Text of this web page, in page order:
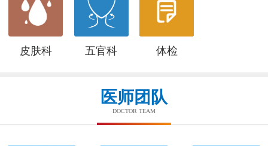
皮肤科 五官科 体检
医师团队
DOCTOR TEAM